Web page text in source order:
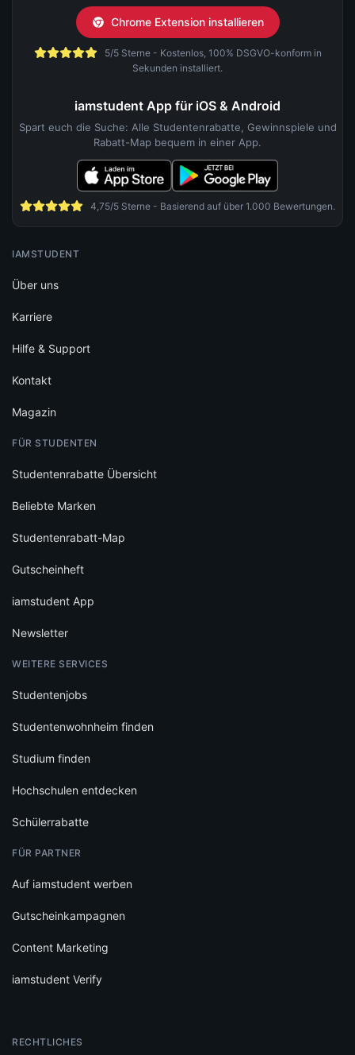
Chrome Extension installieren
5/5 Sterne - Kostenlos, 100% DSGVO-konform in
Sekunden installiert.
iamstudent App für iOS & Android
Spart euch die Suche: Alle Studentenrabatte, Gewinnspiele und
Rabatt-Map bequem in einer App.
4,75/5 Sterne - Basierend auf über 1.000 Bewertungen.
IAMSTUDENT
Über uns
Karriere
Hilfe & Support
Kontakt
Magazin
FÜR STUDENTEN
Studentenrabatte Übersicht
Beliebte Marken
Studentenrabatt-Map
Gutscheinheft
iamstudent App
Newsletter
WEITERE SERVICES
Studentenjobs
Studentenwohnheim finden
Studium finden
Hochschulen entdecken
Schülerrabatte
FÜR PARTNER
Auf iamstudent werben
Gutscheinkampagnen
Content Marketing
iamstudent Verify
RECHTLICHES